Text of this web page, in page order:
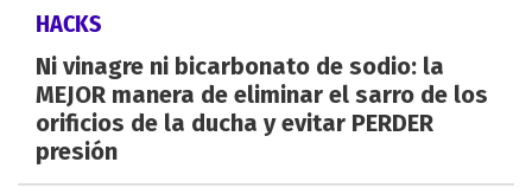
HACKS
Ni vinagre ni bicarbonato de sodio: la
MEJOR manera de eliminar el sarro de los
orificios de la ducha y evitar PERDER
presión